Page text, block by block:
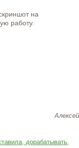
на
работу.
Алексей
дорабатывать,